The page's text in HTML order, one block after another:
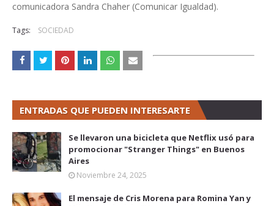
comunicadora Sandra Chaher (Comunicar Igualdad).
Tags: SOCIEDAD
ENTRADAS QUE PUEDEN INTERESARTE
Se llevaron una bicicleta que Netflix usó para
promocionar "Stranger Things" en Buenos
Aires
Noviembre 24, 2025
El mensaje de Cris Morena para Romina Yan y